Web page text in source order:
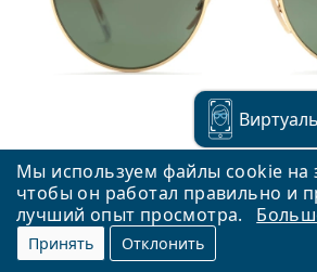
Мы используем файлы cookie на
чтобы он работал правильно и
лучший опыт просмотра.
Принять Отклонить
Ray-Ban Round Metal